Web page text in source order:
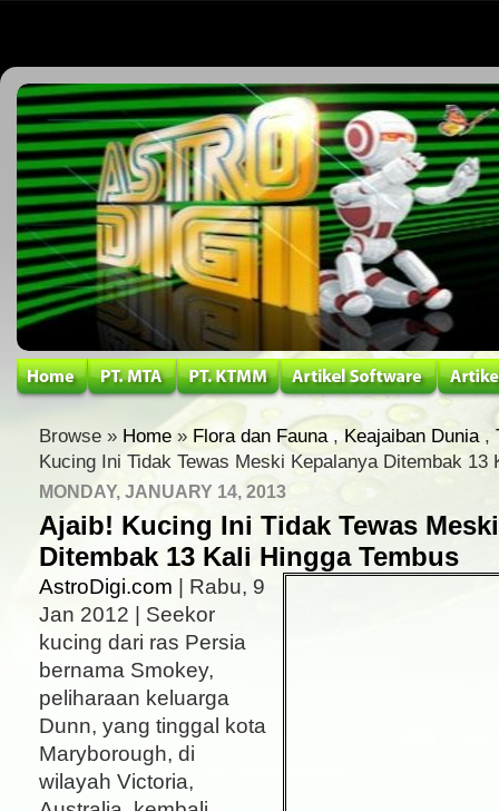
Browse » Home » Flora dan Fauna,Keajaiban Dunia ,
Kucing Ini Tidak Tewas Meski Kepalanya Ditembak 13
MONDAY, JANUARY 14, 2013
Ajaib! Kucing Ini Tidak Tewas
Ditembak 13 Kali Hingga Tembus
AstroDigi.com | Rabu, 9
Jan 2012 | Seekor
kucing dari ras Persia
bernama Smokey,
peliharaan keluarga
Dunn, yang tinggal kota
Maryborough, di
wilayah Victoria,